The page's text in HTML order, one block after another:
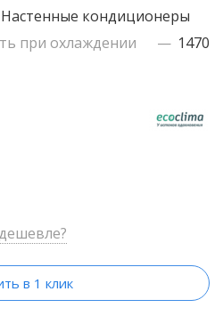
Настенные кондиционеры
при охлаждении
— 1470
в 1 клик